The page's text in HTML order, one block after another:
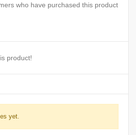
who have purchased this product
product!
yet.